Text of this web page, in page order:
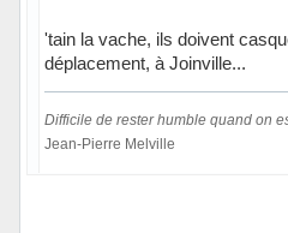
'tain la vache, ils doivent
déplacement, à Joinville...
Difficile de rester humble quand on
Jean-Pierre Melville